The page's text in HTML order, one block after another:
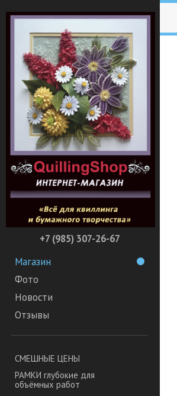
+7 (985) 307-26-67
Магазин
Фото
Новости
Отзывы
СМЕШНЫЕ ЦЕНЫ
РАМКИ глубокие для
объёмных работ